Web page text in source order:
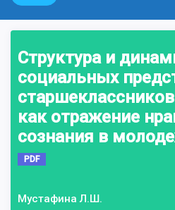
Структура и
социальных
как отражение
сознания в
PDF
Мустафина Л.Ш.